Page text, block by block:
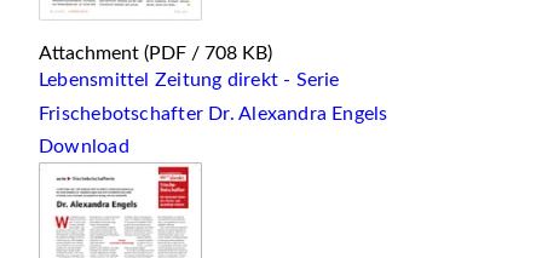
Attachment (PDF / 708 KB)
Lebensmittel Zeitung direkt - Serie
Frischebotschafter Dr. Alexandra Engels
Download